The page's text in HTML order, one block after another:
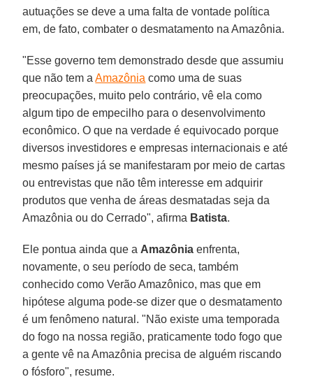
autuações se deve a uma falta de vontade política
em, de fato, combater o desmatamento na Amazônia.
"Esse governo tem demonstrado desde que assumiu
que não tem aAmazônia como uma de suas
preocupações, muito pelo contrário, vê ela como
algum tipo de empecilho para o desenvolvimento
econômico. O que na verdade é equivocado porque
diversos investidores e empresas internacionais e até
mesmo países já se manifestaram por meio de cartas
ou entrevistas que não têm interesse em adquirir
produtos que venha de áreas desmatadas seja da
Amazônia ou do Cerrado", afirma Batista.
Ele pontua ainda que a Amazônia enfrenta,
novamente, o seu período de seca, também
conhecido como Verão Amazônico, mas que em
hipótese alguma pode-se dizer que o desmatamento
é um fenômeno natural. "Não existe uma temporada
do fogo na nossa região, praticamente todo fogo que
a gente vê na Amazônia precisa de alguém riscando
o fósforo", resume.